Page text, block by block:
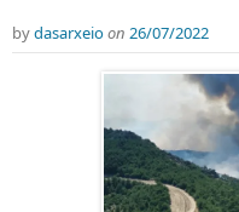
bydasarxeioon 26/07/2022